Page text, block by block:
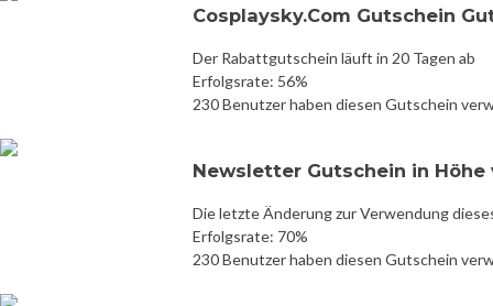
Cosplaysky.Com Gutschein
Der Rabattgutschein läuft in 20 Tagen ab
Erfolgsrate: 56%
230 Benutzer haben diesen Gutschein
Newsletter Gutschein in
Die letzte Änderung zur Verwendung
Erfolgsrate: 70%
230 Benutzer haben diesen Gutschein